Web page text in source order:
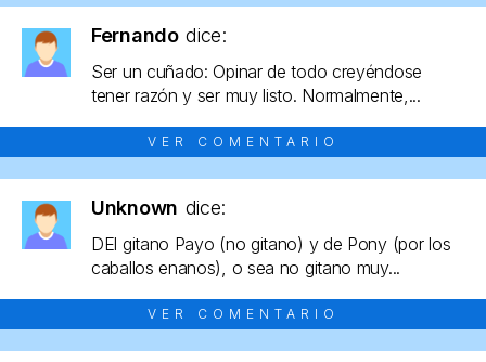
Fernando dice:
Ser un cuñado: Opinar de todo creyéndose
tener razón y ser muy listo. Normalmente,...
VER COMENTARIO
Unknown dice:
DEl gitano Payo (no gitano) y de Pony (por los
caballos enanos), o sea no gitano muy...
VER COMENTARIO